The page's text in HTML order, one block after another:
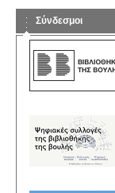
Σύνδεσμοι